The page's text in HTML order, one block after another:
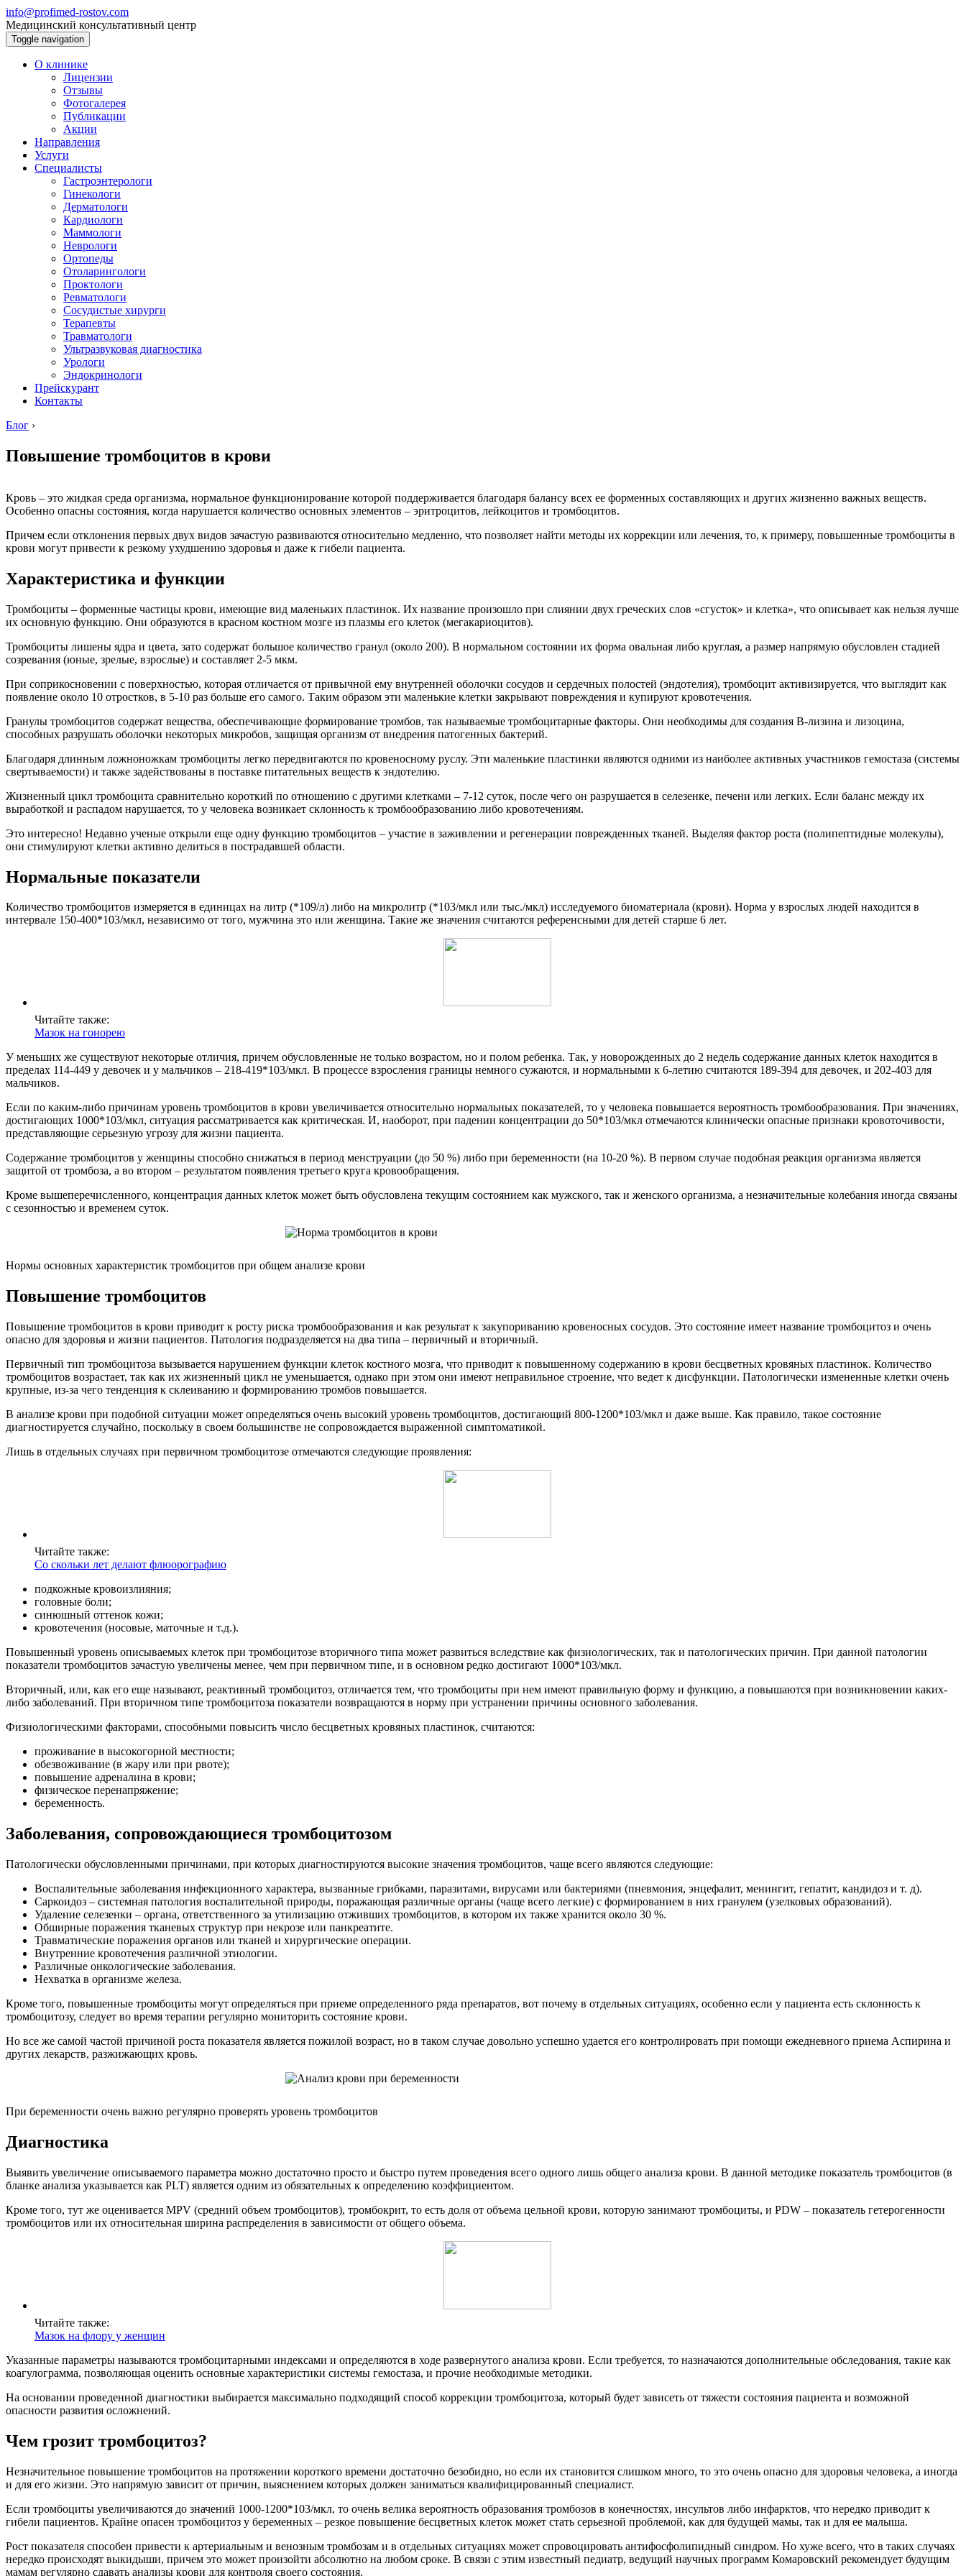
info@profimed-rostov.com
Медицинский консультативный центр
Toggle navigation
О клинике
Лицензии
Отзывы
Фотогалерея
Публикации
Акции
Направления
Услуги
Специалисты
Гастроэнтерологи
Гинекологи
Дерматологи
Кардиологи
Маммологи
Неврологи
Ортопеды
Отоларингологи
Проктологи
Ревматологи
Сосудистые хирурги
Терапевты
Травматологи
Ультразвуковая диагностика
Урологи
Эндокринологи
Прейскурант
Контакты
Блог ›
Повышение тромбоцитов в крови
Кровь – это жидкая среда организма, нормальное функционирование которой поддерживается благодаря балансу всех ее форменных составляющих и других жизненно важных веществ.
Особенно опасны состояния, когда нарушается количество основных элементов – эритроцитов, лейкоцитов и тромбоцитов.
Причем если отклонения первых двух видов зачастую развиваются относительно медленно, что позволяет найти методы их коррекции или лечения, то, к примеру, повышенные тромбоциты в
крови могут привести к резкому ухудшению здоровья и даже к гибели пациента.
Характеристика и функции
Тромбоциты – форменные частицы крови, имеющие вид маленьких пластинок. Их название произошло при слиянии двух греческих слов «сгусток» и клетка», что описывает как нельзя лучше
их основную функцию. Они образуются в красном костном мозге из плазмы его клеток (мегакариоцитов).
Тромбоциты лишены ядра и цвета, зато содержат большое количество гранул (около 200). В нормальном состоянии их форма овальная либо круглая, а размер напрямую обусловлен стадией
созревания (юные, зрелые, взрослые) и составляет 2-5 мкм.
При соприкосновении с поверхностью, которая отличается от привычной ему внутренней оболочки сосудов и сердечных полостей (эндотелия), тромбоцит активизируется, что выглядит как
появление около 10 отростков, в 5-10 раз больше его самого. Таким образом эти маленькие клетки закрывают повреждения и купируют кровотечения.
Гранулы тромбоцитов содержат вещества, обеспечивающие формирование тромбов, так называемые тромбоцитарные факторы. Они необходимы для создания В-лизина и лизоцина,
способных разрушать оболочки некоторых микробов, защищая организм от внедрения патогенных бактерий.
Благодаря длинным ложноножкам тромбоциты легко передвигаются по кровеносному руслу. Эти маленькие пластинки являются одними из наиболее активных участников гемостаза (системы
свертываемости) и также задействованы в поставке питательных веществ к эндотелию.
Жизненный цикл тромбоцита сравнительно короткий по отношению с другими клетками – 7-12 суток, после чего он разрушается в селезенке, печени или легких. Если баланс между их
выработкой и распадом нарушается, то у человека возникает склонность к тромбообразованию либо кровотечениям.
Это интересно! Недавно ученые открыли еще одну функцию тромбоцитов – участие в заживлении и регенерации поврежденных тканей. Выделяя фактор роста (полипептидные молекулы),
они стимулируют клетки активно делиться в пострадавшей области.
Нормальные показатели
Количество тромбоцитов измеряется в единицах на литр (*109/л) либо на микролитр (*103/мкл или тыс./мкл) исследуемого биоматериала (крови). Норма у взрослых людей находится в
интервале 150-400*103/мкл, независимо от того, мужчина это или женщина. Такие же значения считаются референсными для детей старше 6 лет.
Читайте также:
Мазок на гонорею
У меньших же существуют некоторые отличия, причем обусловленные не только возрастом, но и полом ребенка. Так, у новорожденных до 2 недель содержание данных клеток находится в
пределах 114-449 у девочек и у мальчиков – 218-419*103/мкл. В процессе взросления границы немного сужаются, и нормальными к 6-летию считаются 189-394 для девочек, и 202-403 для
мальчиков.
Если по каким-либо причинам уровень тромбоцитов в крови увеличивается относительно нормальных показателей, то у человека повышается вероятность тромбообразования. При значениях,
достигающих 1000*103/мкл, ситуация рассматривается как критическая. И, наоборот, при падении концентрации до 50*103/мкл отмечаются клинически опасные признаки кровоточивости,
представляющие серьезную угрозу для жизни пациента.
Содержание тромбоцитов у женщины способно снижаться в период менструации (до 50 %) либо при беременности (на 10-20 %). В первом случае подобная реакция организма является
защитой от тромбоза, а во втором – результатом появления третьего круга кровообращения.
Кроме вышеперечисленного, концентрация данных клеток может быть обусловлена текущим состоянием как мужского, так и женского организма, а незначительные колебания иногда связаны
с сезонностью и временем суток.
Нормы основных характеристик тромбоцитов при общем анализе крови
Повышение тромбоцитов
Повышение тромбоцитов в крови приводит к росту риска тромбообразования и как результат к закупориванию кровеносных сосудов. Это состояние имеет название тромбоцитоз и очень
опасно для здоровья и жизни пациентов. Патология подразделяется на два типа – первичный и вторичный.
Первичный тип тромбоцитоза вызывается нарушением функции клеток костного мозга, что приводит к повышенному содержанию в крови бесцветных кровяных пластинок. Количество
тромбоцитов возрастает, так как их жизненный цикл не уменьшается, однако при этом они имеют неправильное строение, что ведет к дисфункции. Патологически измененные клетки очень
крупные, из-за чего тенденция к склеиванию и формированию тромбов повышается.
В анализе крови при подобной ситуации может определяться очень высокий уровень тромбоцитов, достигающий 800-1200*103/мкл и даже выше. Как правило, такое состояние
диагностируется случайно, поскольку в своем большинстве не сопровождается выраженной симптоматикой.
Лишь в отдельных случаях при первичном тромбоцитозе отмечаются следующие проявления:
Читайте также:
Со скольки лет делают флюорографию
подкожные кровоизлияния;
головные боли;
синюшный оттенок кожи;
кровотечения (носовые, маточные и т.д.).
Повышенный уровень описываемых клеток при тромбоцитозе вторичного типа может развиться вследствие как физиологических, так и патологических причин. При данной патологии
показатели тромбоцитов зачастую увеличены менее, чем при первичном типе, и в основном редко достигают 1000*103/мкл.
Вторичный, или, как его еще называют, реактивный тромбоцитоз, отличается тем, что тромбоциты при нем имеют правильную форму и функцию, а повышаются при возникновении каких-
либо заболеваний. При вторичном типе тромбоцитоза показатели возвращаются в норму при устранении причины основного заболевания.
Физиологическими факторами, способными повысить число бесцветных кровяных пластинок, считаются:
проживание в высокогорной местности;
обезвоживание (в жару или при рвоте);
повышение адреналина в крови;
физическое перенапряжение;
беременность.
Заболевания, сопровождающиеся тромбоцитозом
Патологически обусловленными причинами, при которых диагностируются высокие значения тромбоцитов, чаще всего являются следующие:
Воспалительные заболевания инфекционного характера, вызванные грибками, паразитами, вирусами или бактериями (пневмония, энцефалит, менингит, гепатит, кандидоз и т. д).
Саркоидоз – системная патология воспалительной природы, поражающая различные органы (чаще всего легкие) с формированием в них гранулем (узелковых образований).
Удаление селезенки – органа, ответственного за утилизацию отживших тромбоцитов, в котором их также хранится около 30 %.
Обширные поражения тканевых структур при некрозе или панкреатите.
Травматические поражения органов или тканей и хирургические операции.
Внутренние кровотечения различной этиологии.
Различные онкологические заболевания.
Нехватка в организме железа.
Кроме того, повышенные тромбоциты могут определяться при приеме определенного ряда препаратов, вот почему в отдельных ситуациях, особенно если у пациента есть склонность к
тромбоцитозу, следует во время терапии регулярно мониторить состояние крови.
Но все же самой частой причиной роста показателя является пожилой возраст, но в таком случае довольно успешно удается его контролировать при помощи ежедневного приема Аспирина и
других лекарств, разжижающих кровь.
При беременности очень важно регулярно проверять уровень тромбоцитов
Диагностика
Выявить увеличение описываемого параметра можно достаточно просто и быстро путем проведения всего одного лишь общего анализа крови. В данной методике показатель тромбоцитов (в
бланке анализа указывается как PLT) является одним из обязательных к определению коэффициентом.
Кроме того, тут же оценивается MPV (средний объем тромбоцитов), тромбокрит, то есть доля от объема цельной крови, которую занимают тромбоциты, и PDW – показатель гетерогенности
тромбоцитов или их относительная ширина распределения в зависимости от общего объема.
Читайте также:
Мазок на флору у женщин
Указанные параметры называются тромбоцитарными индексами и определяются в ходе развернутого анализа крови. Если требуется, то назначаются дополнительные обследования, такие как
коагулограмма, позволяющая оценить основные характеристики системы гемостаза, и прочие необходимые методики.
На основании проведенной диагностики выбирается максимально подходящий способ коррекции тромбоцитоза, который будет зависеть от тяжести состояния пациента и возможной
опасности развития осложнений.
Чем грозит тромбоцитоз?
Незначительное повышение тромбоцитов на протяжении короткого времени достаточно безобидно, но если их становится слишком много, то это очень опасно для здоровья человека, а иногда
и для его жизни. Это напрямую зависит от причин, выяснением которых должен заниматься квалифицированный специалист.
Если тромбоциты увеличиваются до значений 1000-1200*103/мкл, то очень велика вероятность образования тромбозов в конечностях, инсультов либо инфарктов, что нередко приводит к
гибели пациентов. Крайне опасен тромбоцитоз у беременных – резкое повышение бесцветных клеток может стать серьезной проблемой, как для будущей мамы, так и для ее малыша.
Рост показателя способен привести к артериальным и венозным тромбозам и в отдельных ситуациях может спровоцировать антифосфолипидный синдром. Но хуже всего, что в таких случаях
нередко происходят выкидыши, причем это может произойти абсолютно на любом сроке. В связи с этим известный педиатр, ведущий научных программ Комаровский рекомендует будущим
мамам регулярно сдавать анализы крови для контроля своего состояния.